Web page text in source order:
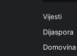
Vijesti
Dijaspora
Domovina